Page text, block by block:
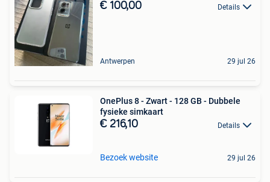
€ 100,00 Details
Antwerpen 29 jul 26
OnePlus 8 - Zwart - 128 GB - Dubbele
fysieke simkaart
€ 216,10 Details
Bezoek website 29 jul 26